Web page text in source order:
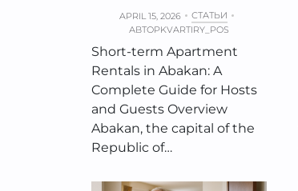
APRIL 15, 2026
СТАТЬИ
АВТОРKVARTIRY_POS
Short-term Apartment
Rentals in Abakan: A
Complete Guide for Hosts
and Guests Overview
Abakan, the capital of the
Republic of…